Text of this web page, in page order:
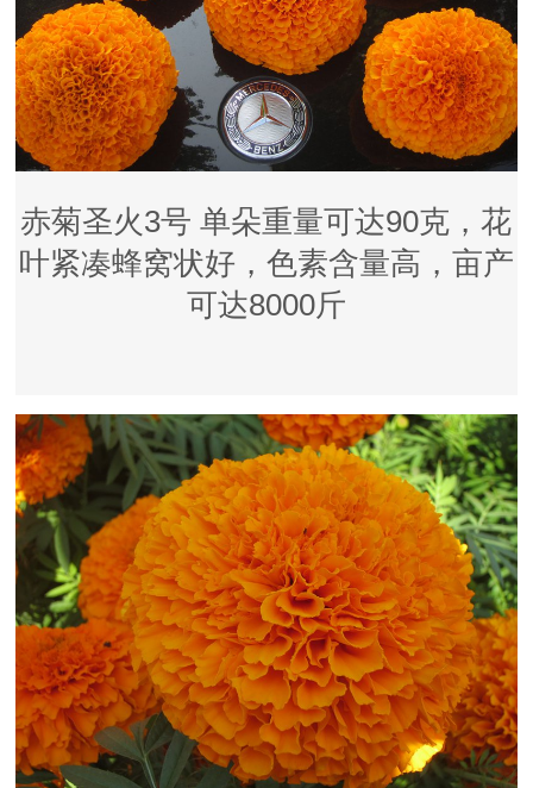
赤菊圣火3号 单朵重量可达90克，花
叶紧凑蜂窝状好，色素含量高，亩产
可达8000斤